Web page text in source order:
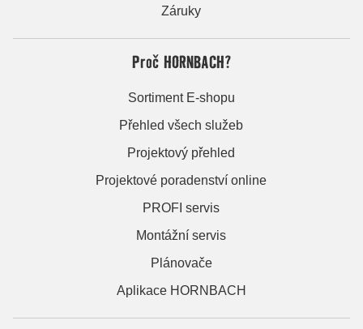
Záruky
Proč HORNBACH?
Sortiment E-shopu
Přehled všech služeb
Projektový přehled
Projektové poradenství online
PROFI servis
Montážní servis
Plánovače
Aplikace HORNBACH